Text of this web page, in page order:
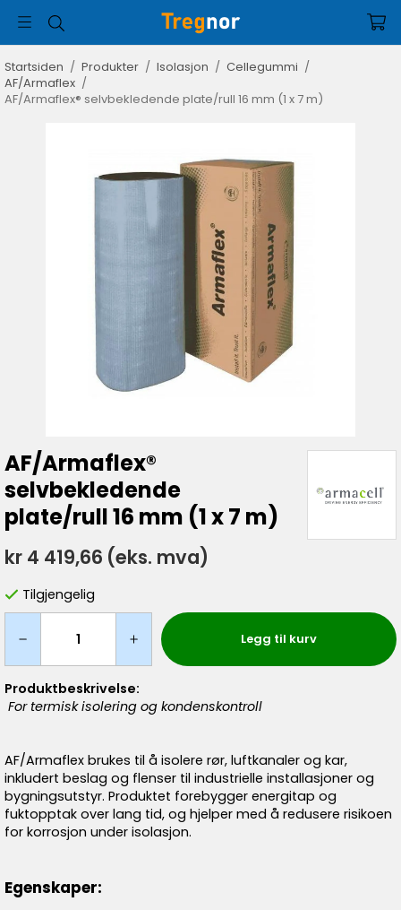
Startsiden / Produkter / Isolasjon / Cellegummi /
AF/Armaflex /
AF/Armaflex® selvbekledende plate/rull 16 mm (1 x 7 m)
AF/Armaflex®
selvbekledende
plate/rull 16 mm (1 x 7 m)
kr 4 419,66 (eks. mva)
Tilgjengelig
Legg til kurv
Produktbeskrivelse:
For termisk isolering og kondenskontroll
AF/Armaflex brukes til å isolere rør, luftkanaler og kar,
inkludert beslag og flenser til industrielle installasjoner og
bygningsutstyr. Produktet forebygger energitap og
fuktopptak over lang tid, og hjelper med å redusere risikoen
for korrosjon under isolasjon.
Egenskaper: